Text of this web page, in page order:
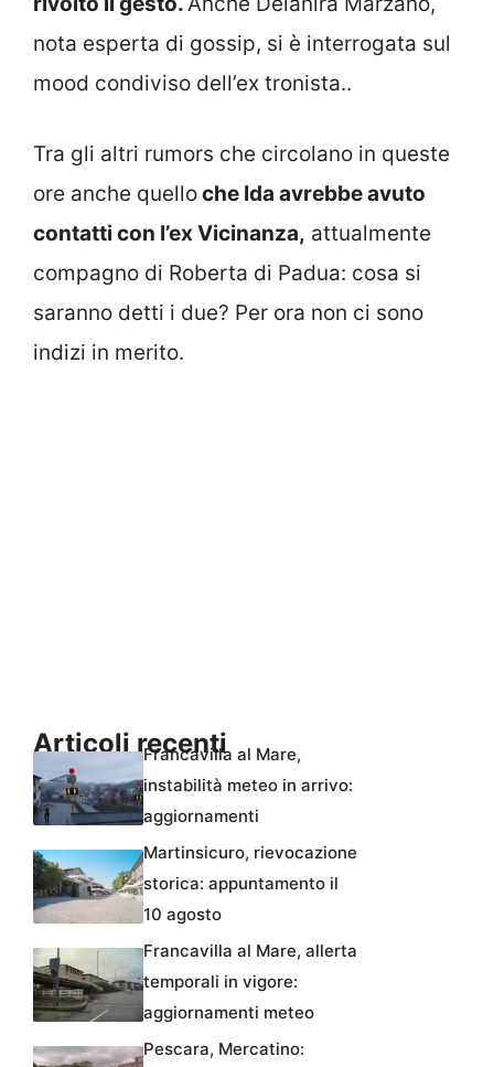
nota esperta di gossip, si è interrogata sul
mood condiviso dell’ex tronista..
Tra gli altri rumors che circolano in queste
ore anche quelloche Ida avrebbe avuto
contatti con l’ex Vicinanza, attualmente
compagno di Roberta di Padua: cosa si
saranno detti i due? Per ora non ci sono
indizi in merito.
Articoli recenti
Francavilla al Mare,
instabilità meteo in arrivo:
aggiornamenti
Martinsicuro, rievocazione
storica: appuntamento il
10 agosto
Francavilla al Mare, allerta
temporali in vigore:
aggiornamenti meteo
Pescara, Mercatino: